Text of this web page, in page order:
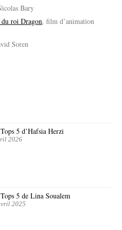
Bary
roi Dragon, film d’animation
Soren
5 d’Hafsia Herzi
2026
5 de Lina Soualem
2025